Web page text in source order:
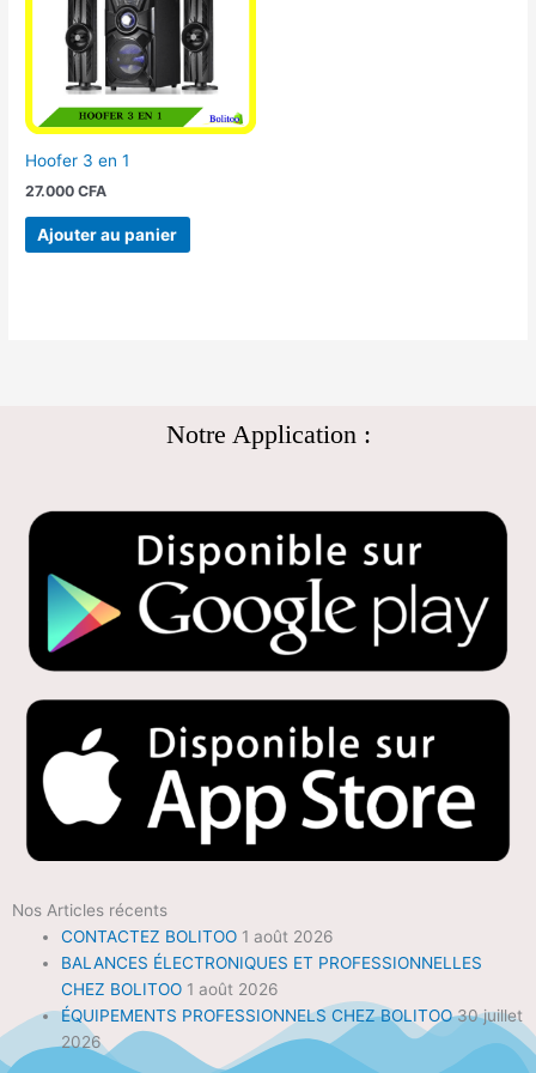
Hoofer 3 en 1
27.000CFA
Ajouter au panier
Notre Application :
Nos Articles récents
CONTACTEZ BOLITOO 1 août 2026
BALANCES ÉLECTRONIQUES ET PROFESSIONNELLES
CHEZ BOLITOO 1 août 2026
ÉQUIPEMENTS PROFESSIONNELS CHEZ BOLITOO 30 juillet
2026